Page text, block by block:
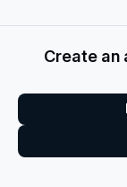
Create an